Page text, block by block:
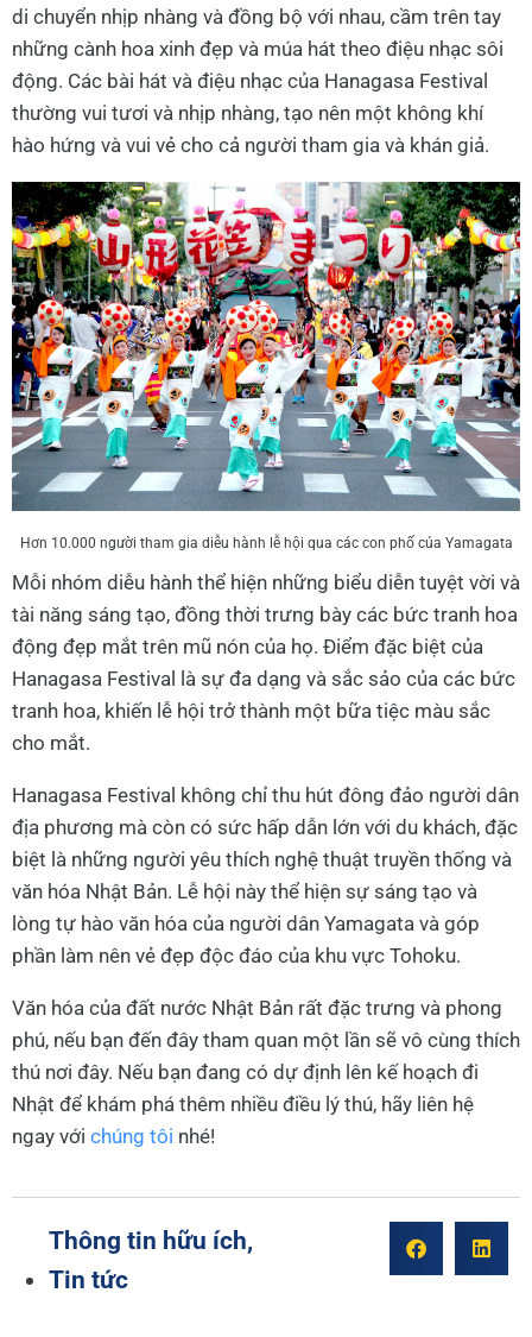
di chuyển nhịp nhàng và đồng bộ với nhau, cầm trên tay
những cành hoa xinh đẹp và múa hát theo điệu nhạc sôi
động. Các bài hát và điệu nhạc của Hanagasa Festival
thường vui tươi và nhịp nhàng, tạo nên một không khí
hào hứng và vui vẻ cho cả người tham gia và khán giả.
Hơn 10.000 người tham gia diễu hành lễ hội qua các con phố của Yamagata
Mỗi nhóm diễu hành thể hiện những biểu diễn tuyệt vời và
tài năng sáng tạo, đồng thời trưng bày các bức tranh hoa
động đẹp mắt trên mũ nón của họ. Điểm đặc biệt của
Hanagasa Festival là sự đa dạng và sắc sảo của các bức
tranh hoa, khiến lễ hội trở thành một bữa tiệc màu sắc
cho mắt.
Hanagasa Festival không chỉ thu hút đông đảo người dân
địa phương mà còn có sức hấp dẫn lớn với du khách, đặc
biệt là những người yêu thích nghệ thuật truyền thống và
văn hóa Nhật Bản. Lễ hội này thể hiện sự sáng tạo và
lòng tự hào văn hóa của người dân Yamagata và góp
phần làm nên vẻ đẹp độc đáo của khu vực Tohoku.
Văn hóa của đất nước Nhật Bản rất đặc trưng và phong
phú, nếu bạn đến đây tham quan một lần sẽ vô cùng thích
thú nơi đây. Nếu bạn đang có dự định lên kế hoạch đi
Nhật để khám phá thêm nhiều điều lý thú, hãy liên hệ
ngay với chúng tôi nhé!
Thông tin hữu ích,
Tin tức